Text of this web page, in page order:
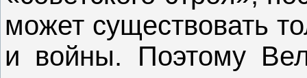
может существовать
и войны. Поэтому